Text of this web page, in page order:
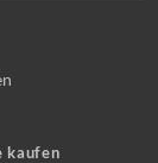
kaufen